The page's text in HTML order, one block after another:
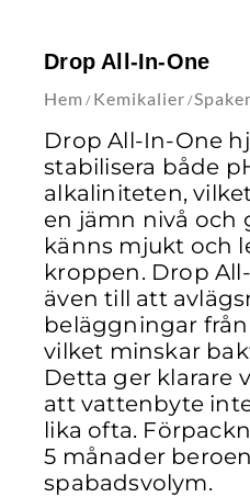
Drop All-In-One
Hem / Kemikalier /
Drop All-In-One
stabilisera både
alkaliniteten,
en jämn nivå och
känns mjukt och
kroppen. Drop
även till att
beläggningar
vilket minskar
Detta ger klarare
att vattenbyte
lika ofta.
5 månader
spabadsvolym.